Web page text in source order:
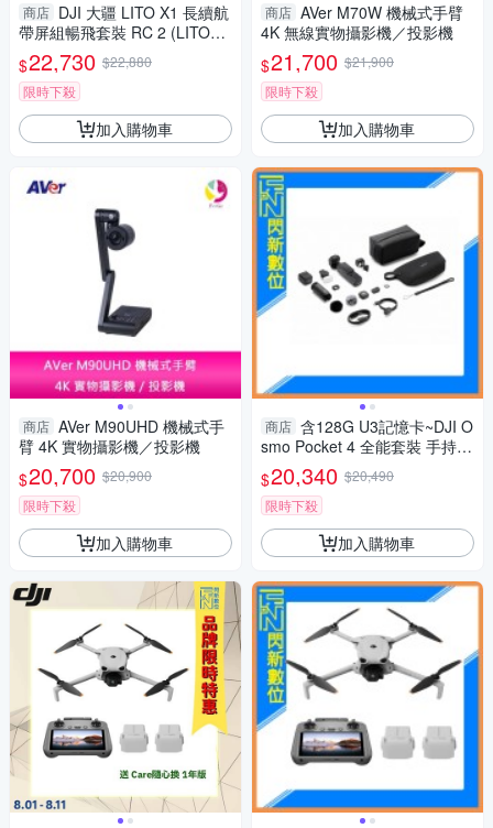
商店 DJI 大疆 LITO X1 長續航
帶屏組暢飛套裝 RC 2 (LITOX
1，公司貨) 空拍機 / 無人機 自
帶內存
$22,730 $22,880
限時下殺
加入購物車
商店 AVer M90UHD 機械式手
臂 4K 實物攝影機／投影機
$20,700 $20,900
限時下殺
加入購物車
商店 AVer M70W 機械式手臂
4K 無線實物攝影機／投影機
$21,700 $21,900
限時下殺
加入購物車
商店 含128G U3記憶卡~DJI O
smo Pocket 4 全能套裝 手持口
袋攝影機/相機(POCKET4，公
司貨)三軸雲台
$20,340 $20,490
限時下殺
加入購物車